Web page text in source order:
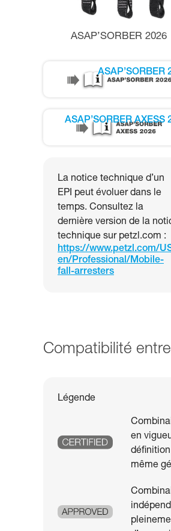
ASAP’SORBER 2026
ASAP’SORBER
ASAP’SORBER AXESS
La notice technique d’un
EPI peut évoluer dans le
temps. Consultez la
dernière version de la
technique sur petzl.com :
https://www.petzl.com/
en/Professional/Mobile-
fall-arresters
Compatibilité
Légende
en
même